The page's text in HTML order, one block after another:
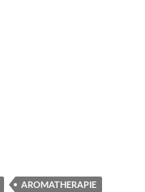
AROMATHERAPIE